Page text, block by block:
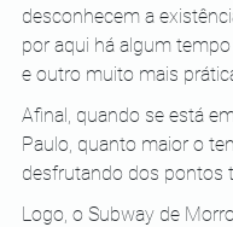
desconhecem a
por aqui há algum
e outro muito mais
Afinal, quando se está
Paulo, quanto maior o
desfrutando dos pontos
Logo, o Subway de